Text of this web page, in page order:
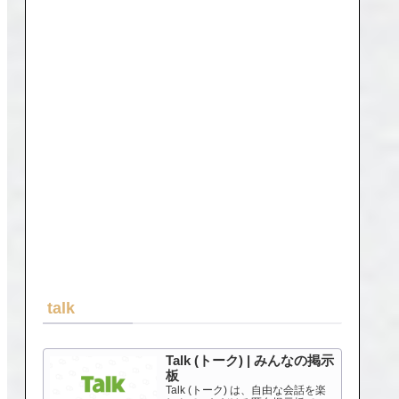
talk
Talk (トーク) | みんなの掲示
板
Talk (トーク) は、自由な会話を楽